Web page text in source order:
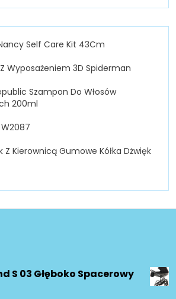
Self Care Kit 43Cm
Wyposażeniem 3D Spiderman
Szampon Do Włosów
200ml
Z Kierownicą Gumowe Kółka Dżwięk
S 03 Głęboko Spacerowy